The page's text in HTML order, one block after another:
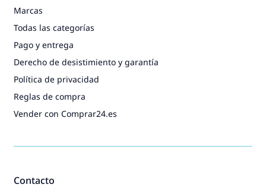
Contacto
Marcas
Todas las categorías
Pago y entrega
Derecho de desistimiento y garantía
Política de privacidad
Reglas de compra
Vender con Comprar24.es